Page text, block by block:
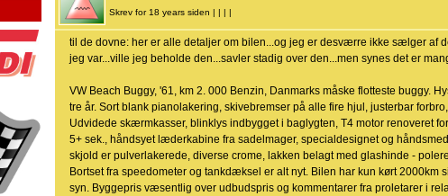
Skrev for 18 years siden | | | |
til de dovne: her er alle detaljer om bilen...og jeg er desværre ikke sælger af
jeg var...ville jeg beholde den...savler stadig over den...men synes det er
VW Beach Buggy, '61, km 2. 000 Benzin, Danmarks måske flotteste buggy.
tre år. Sort blank pianolakering, skivebremser på alle fire hjul, justerbar
Udvidede skærmkasser, blinklys indbygget i baglygten, T4 motor renoveret
5+ sek., håndsyet læderkabine fra sadelmager, specialdesignet og
skjold er pulverlakerede, diverse crome, lakken belagt med glashinde -
Bortset fra speedometer og tankdæksel er alt nyt. Bilen har kun kørt 2000km
syn. Byggepris væsentlig over udbudspris og kommentarer fra proletarer i